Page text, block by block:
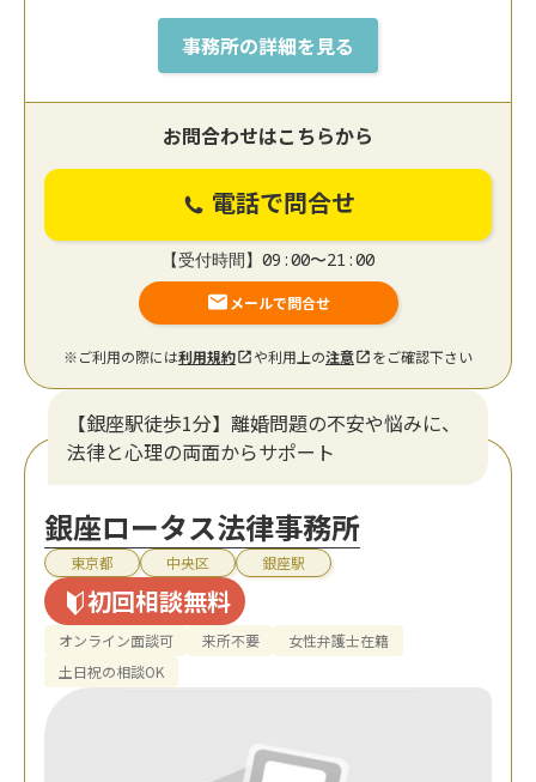
事務所の詳細を見る
お問合わせはこちらから
電話で問合せ
【受付時間】09:00〜21:00
メールで問合せ
※ご利用の際には利用規約 や利用上の注意 をご確認下さい
【銀座駅徒歩1分】離婚問題の不安や悩みに、
法律と心理の両面からサポート
銀座ロータス法律事務所
東京都 中央区 銀座駅
初回相談無料
オンライン面談可 来所不要
女性弁護士在籍
土日祝の相談OK